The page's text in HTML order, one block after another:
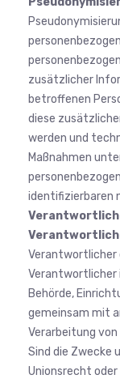
zusätzlicher
betroffenen
diese
werden und
Maßnahmen
identifizierbaren
Verantwortlicher
Verantwortlicher
Behörde,
gemeinsam mit
Verarbeitung
Sind die Zwecke
Unionsrecht